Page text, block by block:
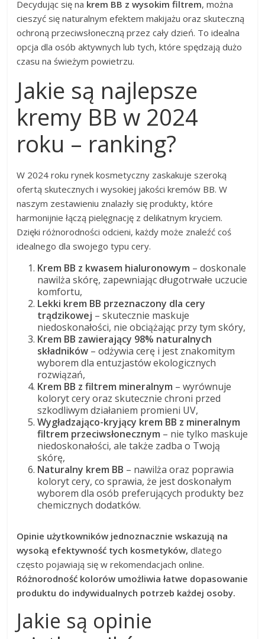
Decydując się na krem BB z wysokim filtrem, można
cieszyć się naturalnym efektem makijażu oraz skuteczną
ochroną przeciwsłoneczną przez cały dzień. To idealna
opcja dla osób aktywnych lub tych, które spędzają dużo
czasu na świeżym powietrzu.
Jakie są najlepsze
kremy BB w 2024
roku – ranking?
W 2024 roku rynek kosmetyczny zaskakuje szeroką
ofertą skutecznych i wysokiej jakości kremów BB. W
naszym zestawieniu znalazły się produkty, które
harmonijnie łączą pielęgnację z delikatnym kryciem.
Dzięki różnorodności odcieni, każdy może znaleźć coś
idealnego dla swojego typu cery.
Krem BB z kwasem hialuronowym – doskonale
nawilża skórę, zapewniając długotrwałe uczucie
komfortu,
Lekki krem BB przeznaczony dla cery
trądzikowej – skutecznie maskuje
niedoskonałości, nie obciążając przy tym skóry,
Krem BB zawierający 98% naturalnych
składników – odżywia cerę i jest znakomitym
wyborem dla entuzjastów ekologicznych
rozwiązań,
Krem BB z filtrem mineralnym – wyrównuje
koloryt cery oraz skutecznie chroni przed
szkodliwym działaniem promieni UV,
Wygładzająco-kryjący krem BB z mineralnym
filtrem przeciwsłonecznym – nie tylko maskuje
niedoskonałości, ale także zadba o Twoją
skórę,
Naturalny krem BB – nawilża oraz poprawia
koloryt cery, co sprawia, że jest doskonałym
wyborem dla osób preferujących produkty bez
chemicznych dodatków.
Opinie użytkowników jednoznacznie wskazują na
wysoką efektywność tych kosmetyków, dlatego
często pojawiają się w rekomendacjach online.
Różnorodność kolorów umożliwia łatwe dopasowanie
produktu do indywidualnych potrzeb każdej osoby.
Jakie są opinie